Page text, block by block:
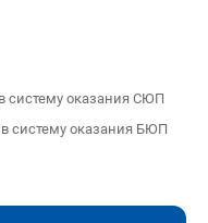
систему оказания СЮП
систему оказания БЮП